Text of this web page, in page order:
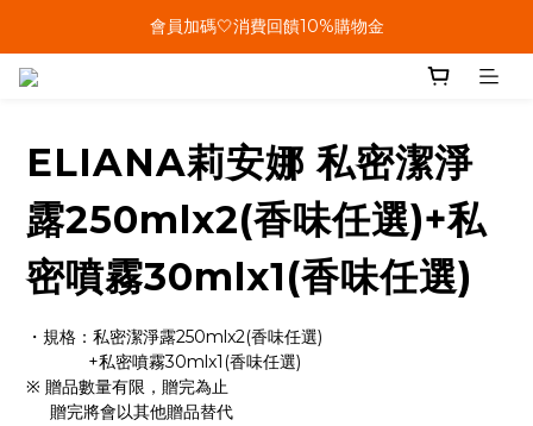
單筆結帳金額滿899🤍超取/郵寄免運費
會員加碼🤍消費回饋10%購物金
ELIANA莉安娜 私密潔淨
露250mlx2(香味任選)+私
密噴霧30mlx1(香味任選)
・規格：私密潔淨露250mlx2(香味任選)
             +私密噴霧30mlx1(香味任選)
※ 贈品數量有限，贈完為止
     贈完將會以其他贈品替代